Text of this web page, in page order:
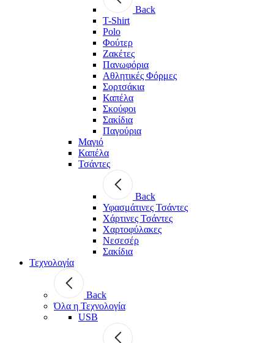
Back
T-Shirt
Polo
Φούτερ
Ζακέτες
Πανωφόρια
Αθλητικές Φόρμες
Σορτσάκια
Καπέλα
Σκούφοι
Σακίδια
Παγούρια
Μαγιό
Καπέλα
Τσάντες
Back
Υφασμάτινες Τσάντες
Χάρτινες Τσάντες
Χαρτοφύλακες
Νεσεσέρ
Σακίδια
Τεχνολογία
Back
Όλα η Τεχνολογία
USB